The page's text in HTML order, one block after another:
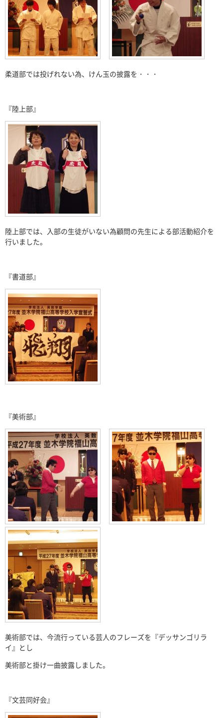
柔道部では投げれない為、けん玉の披露を・・・
『陸上部』
陸上部では、入部の生徒がいない為顧問の先生による部活動紹介を
行いました。
『書道部』
『美術部』
美術部では、今流行っている芸人のフレーズを『デッサンゴリラ
イ』とし
美術部と掛け一曲披露しました。
『文芸同好会』